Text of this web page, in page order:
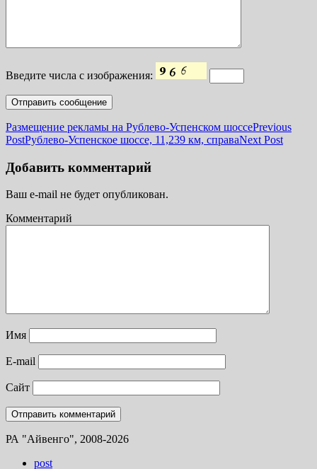
Введите числа с изображения:
Размещение рекламы на Рублево-Успенском шоссеPrevious
PostРублево-Успенское шоссе, 11,239 км, справаNext Post
Добавить комментарий
Ваш e-mail не будет опубликован.
Комментарий
Имя
E-mail
Сайт
РА "Айвенго", 2008-2026
post